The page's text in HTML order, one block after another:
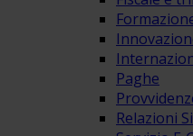
Paghe
Relazioni